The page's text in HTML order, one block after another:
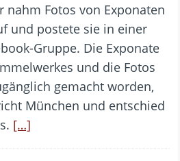
nahm Fotos von Exponaten
und postete sie in einer
Gruppe. Die Exponate
und die Fotos
gemacht worden,
München und entschied
[…]